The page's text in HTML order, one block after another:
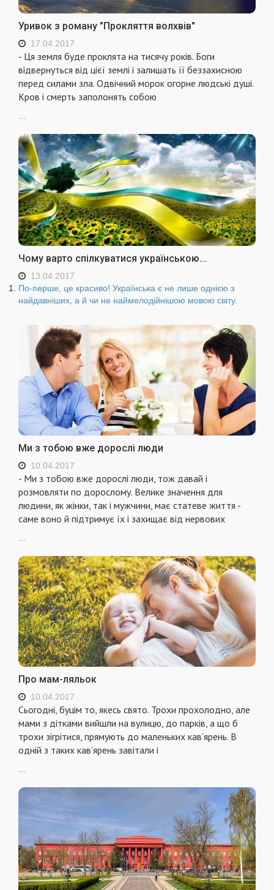
Уривок з роману "Прокляття волхвів"
17.04.2017
- Ця земля буде проклята на тисячу років. Боги
відвернуться від цієї землі і залишать її беззахисною
перед силами зла. Одвічний морок огорне людські душі.
Кров і смерть заполонять собою
Чому варто спілкуватися українською...
13.04.2017
По-перше, це красиво! Українська є не лише однією з
найдавніших, а й чи не наймелодійнішою мовою світу.
Ми з тобою вже дорослі люди
10.04.2017
- Ми з тобою вже дорослі люди, тож давай і
розмовляти по дорослому. Велике значення для
людини, як жінки, так і мужчини, має статеве життя -
саме воно й підтримує їх і захищає від нервових
...
Про мам-ляльок
10.04.2017
Сьогодні, буцім то, якесь свято. Трохи прохолодно, але
мами з дітками вийшли на вулицю, до парків, а що б
трохи зігрітися, прямують до маленьких кав’ярень. В
одній з таких кав’ярень завітали і
...